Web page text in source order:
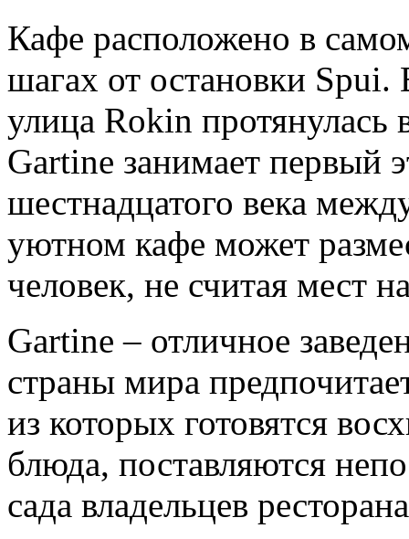
Кафе расположено в
шагах от остановки Spui.
улица Rokin протянулась
Gartine занимает первый
шестнадцатого века
уютном кафе может
человек, не считая мест
Gartine – отличное
страны мира
из которых готовятся
блюда, поставляются
сада владельцев